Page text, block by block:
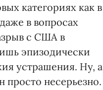
категориях как в
в вопросах
с США в
эпизодически
устрашения. Ну, а
просто несерьезно.